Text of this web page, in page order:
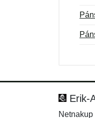
Erik-
Netnakup